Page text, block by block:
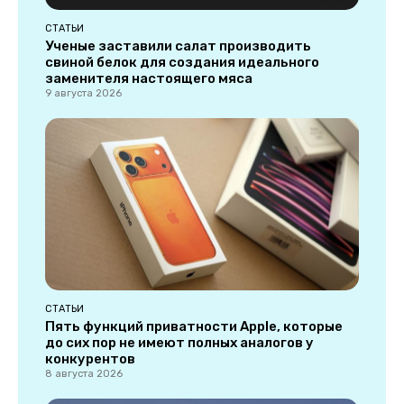
СТАТЬИ
Ученые заставили салат производить
свиной белок для создания идеального
заменителя настоящего мяса
9 августа 2026
СТАТЬИ
Пять функций приватности Apple, которые
до сих пор не имеют полных аналогов у
конкурентов
8 августа 2026